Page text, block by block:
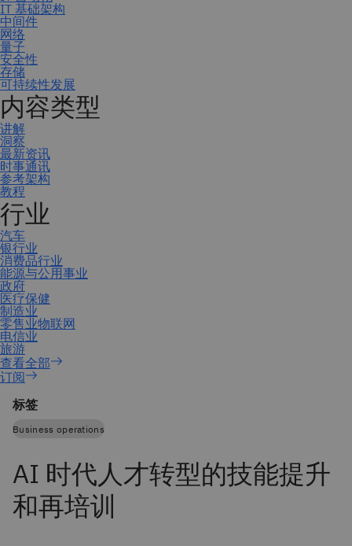
订阅
标签
Business operations
AI 时代人才转型的技能提升
和再培训